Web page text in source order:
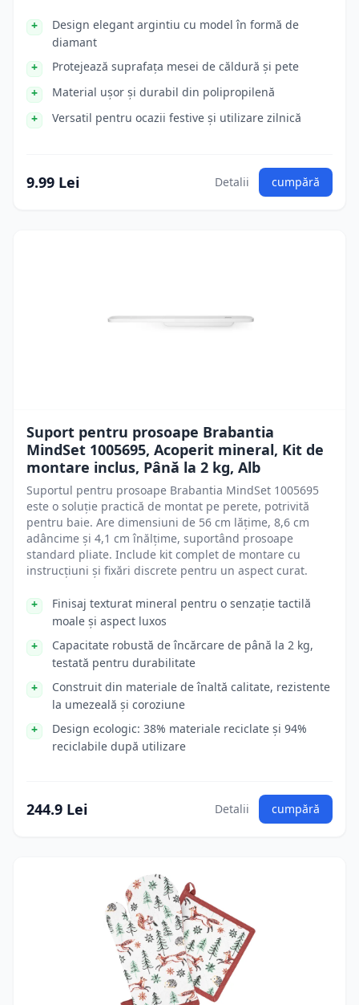
Design elegant argintiu cu model în formă de
diamant
Protejează suprafața mesei de căldură și pete
Material ușor și durabil din polipropilenă
Versatil pentru ocazii festive și utilizare zilnică
9.99 Lei Detalii cumpără
Suport pentru prosoape Brabantia
MindSet 1005695, Acoperit mineral, Kit de
montare inclus, Până la 2 kg, Alb
Suportul pentru prosoape Brabantia MindSet 1005695
este o soluție practică de montat pe perete, potrivită
pentru baie. Are dimensiuni de 56 cm lățime, 8,6 cm
adâncime și 4,1 cm înălțime, suportând prosoape
standard pliate. Include kit complet de montare cu
instrucțiuni și fixări discrete pentru un aspect curat.
Finisaj texturat mineral pentru o senzație tactilă
moale și aspect luxos
Capacitate robustă de încărcare de până la 2 kg,
testată pentru durabilitate
Construit din materiale de înaltă calitate, rezistente
la umezeală și coroziune
Design ecologic: 38% materiale reciclate și 94%
reciclabile după utilizare
244.9 Lei Detalii cumpără